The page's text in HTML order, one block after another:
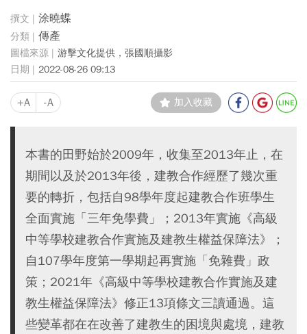
涂曉蝶
傳產
游擊文化提供，張國順攝影
2022-08-26 09:13
+A -A 加入收藏
本書的田野始於2009年，收集至2013年止，在
期間以及於2013年後，建教合作經歷了幾次重
要的轉折，包括自98學年度起建教合作班學生
全面實施「三年免學費」；2013年實施《高級
中等學校建教合作實施及建教生權益保障法》；
自107學年度第一學期起再實施「免雜費」政
策；2021年《高級中等學校建教合作實施及建
教生權益保障法》修正13項條文三讀通過。這
些變革都在在改善了建教生的困境與處境，建教